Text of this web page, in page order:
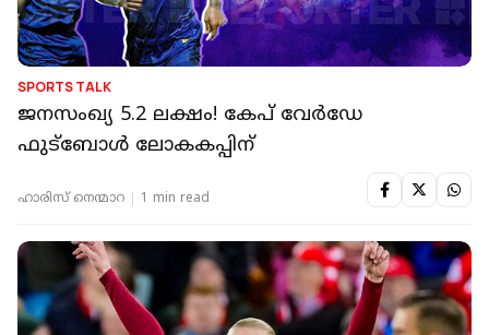
SPORTS TALK
ജനസംഖ്യ 5.2 ലക്ഷം! കേപ് വേർഡേ
ഫുട്‌ബോള്‍ ലോകകപ്പിന്
ഹാരിസ് നെന്മാറ 1 min read